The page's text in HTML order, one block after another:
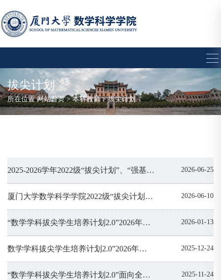
拔尖计划
所在位置网站首页>本科教育>拔尖计划
2025-2026学年2022级“拔尖计划”、“强基计划”学生专项奖学金情况公示 2026-06-25
厦门大学数学科学学院2022级“拔尖计划”毕业考核结果公示 2026-06-10
“数学学科拔尖学生培养计划2.0”2026年数学类学生入选名单公示 2026-01-13
数学学科拔尖学生培养计划2.0”2026年非数学类学生入选名单公示 2025-12-24
“数学学科拔尖学生培养计划2.0”面向全校2025级本科生选拔生源的通知 2025-11-24